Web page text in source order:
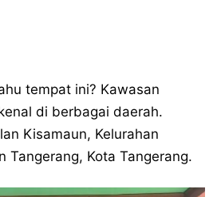
tempat ini? Kawasan
di berbagai daerah.
Kisamaun, Kelurahan
Tangerang, Kota Tangerang.